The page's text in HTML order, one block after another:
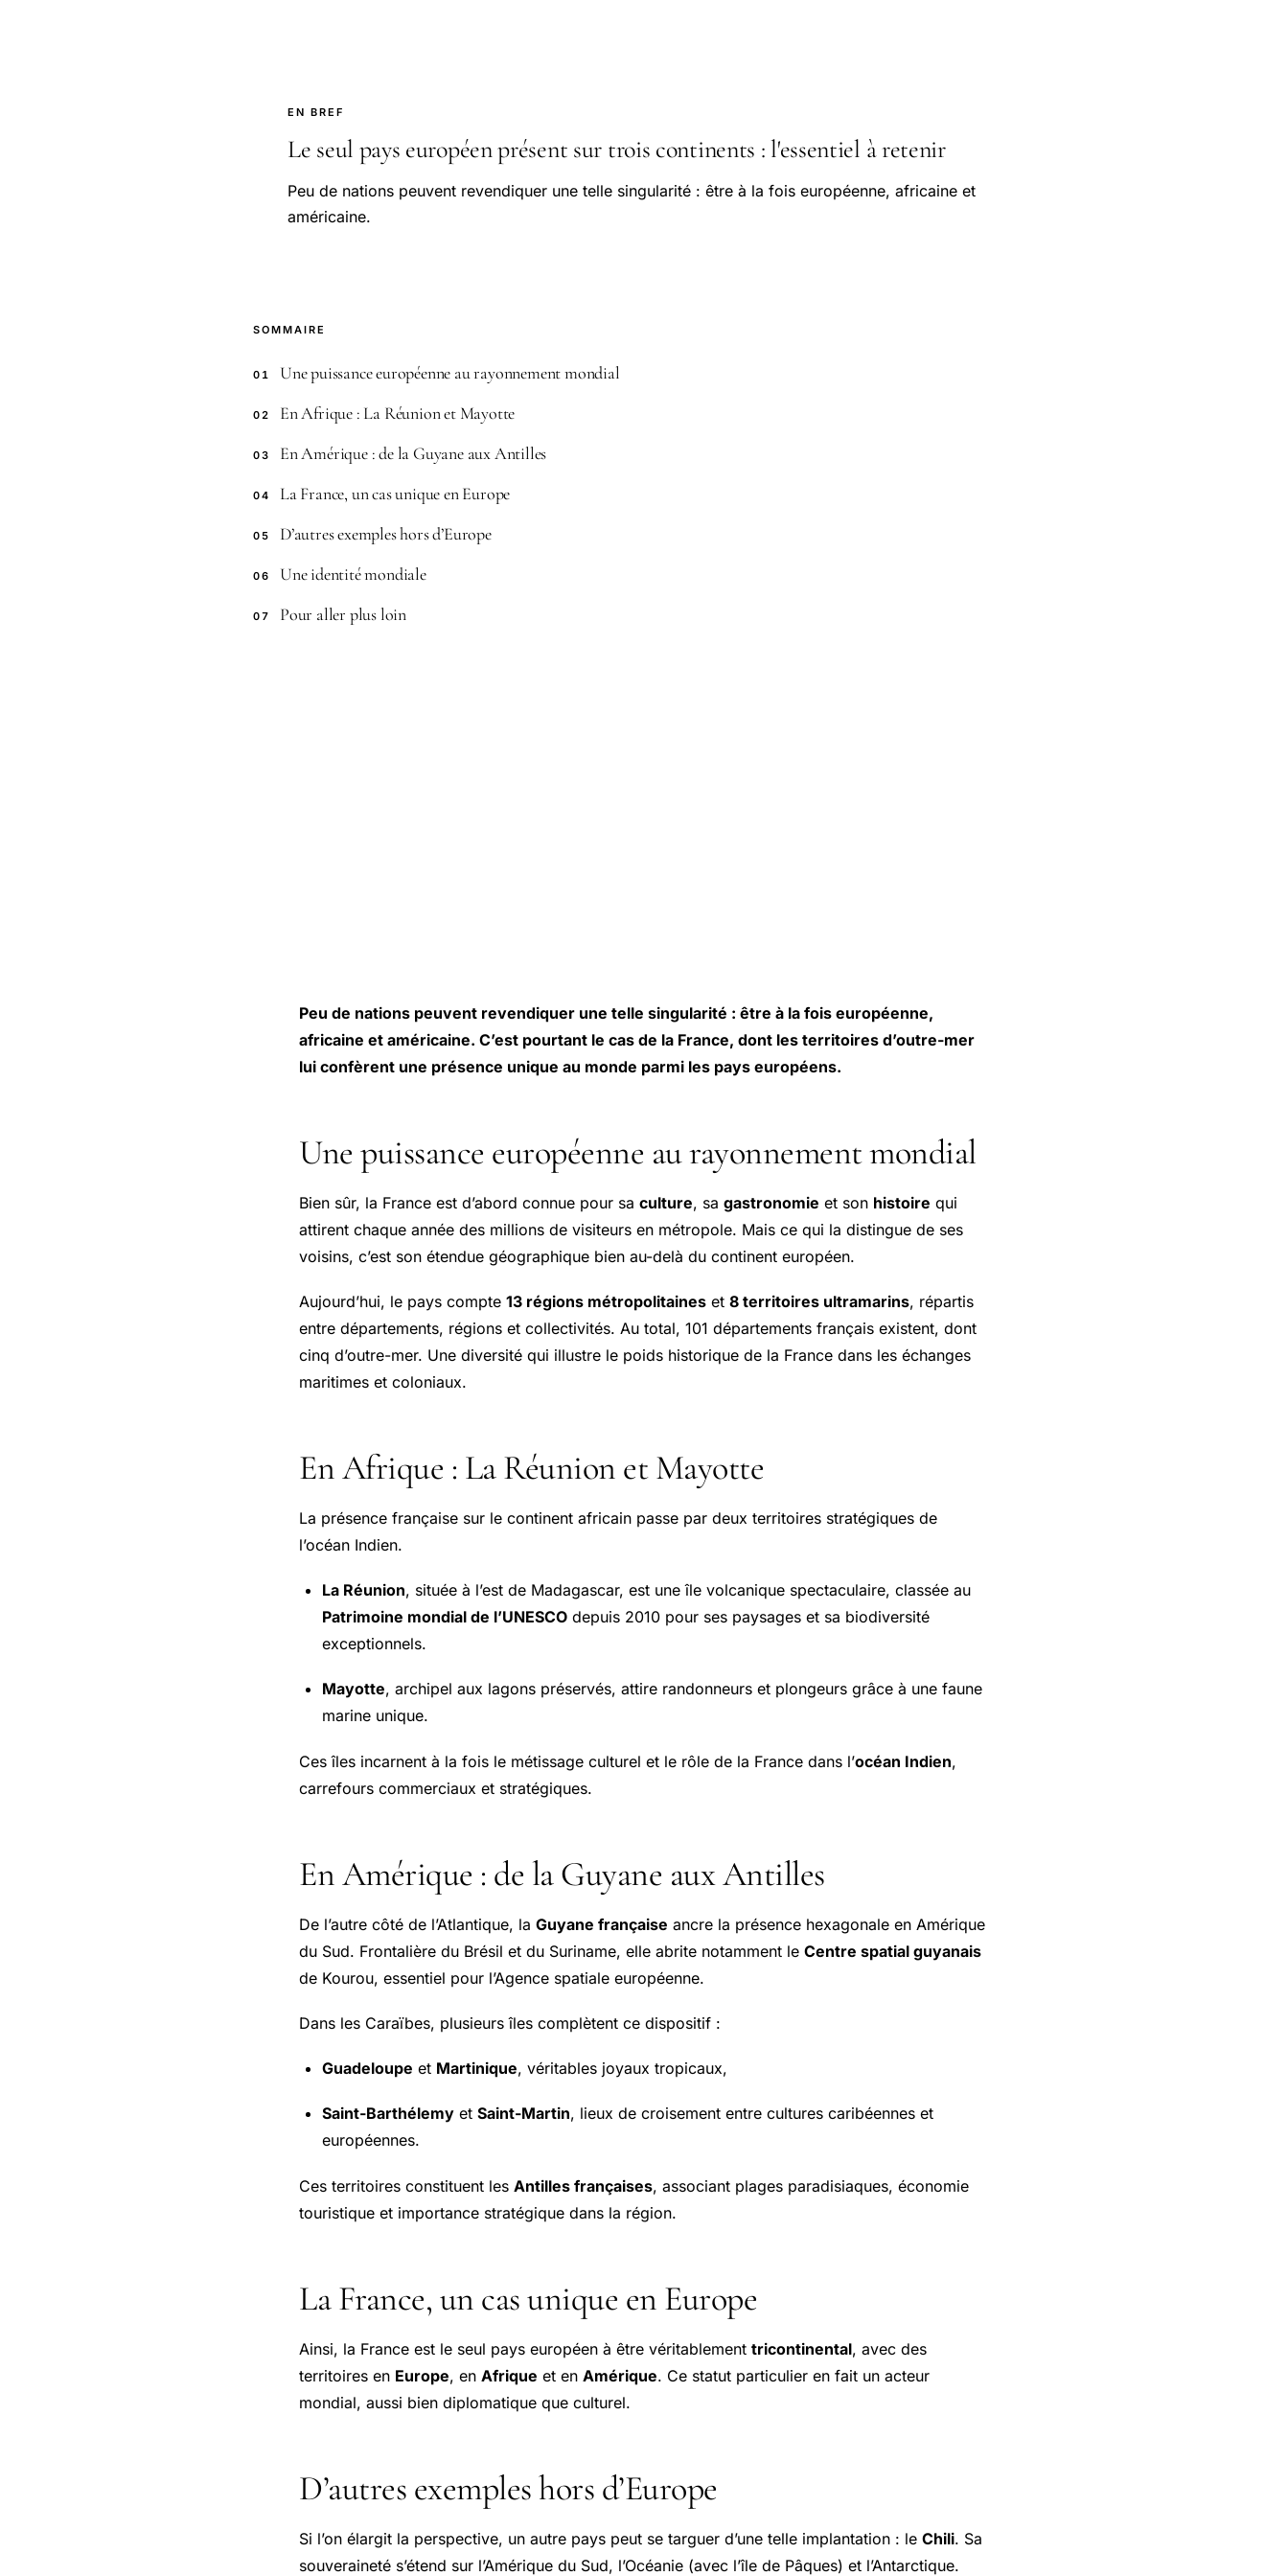
EN BREF
Le seul pays européen présent sur trois continents : l'essentiel à retenir
Peu de nations peuvent revendiquer une telle singularité : être à la fois européenne, africaine et
américaine.
SOMMAIRE
01 Une puissance européenne au rayonnement mondial
02 En Afrique : La Réunion et Mayotte
03 En Amérique : de la Guyane aux Antilles
04 La France, un cas unique en Europe
05 D’autres exemples hors d’Europe
06 Une identité mondiale
07 Pour aller plus loin
Peu de nations peuvent revendiquer une telle singularité : être à la fois européenne,
africaine et américaine. C’est pourtant le cas de la France, dont les territoires d’outre-mer
lui confèrent une présence unique au monde parmi les pays européens.
Une puissance européenne au rayonnement mondial
Bien sûr, la France est d’abord connue pour sa culture, sa gastronomie et son histoire qui
attirent chaque année des millions de visiteurs en métropole. Mais ce qui la distingue de ses
voisins, c’est son étendue géographique bien au-delà du continent européen.
Aujourd’hui, le pays compte 13 régions métropolitaines et 8 territoires ultramarins, répartis
entre départements, régions et collectivités. Au total, 101 départements français existent, dont
cinq d’outre-mer. Une diversité qui illustre le poids historique de la France dans les échanges
maritimes et coloniaux.
En Afrique : La Réunion et Mayotte
La présence française sur le continent africain passe par deux territoires stratégiques de
l’océan Indien.
La Réunion, située à l’est de Madagascar, est une île volcanique spectaculaire, classée au
Patrimoine mondial de l’UNESCO depuis 2010 pour ses paysages et sa biodiversité
exceptionnels.
Mayotte, archipel aux lagons préservés, attire randonneurs et plongeurs grâce à une faune
marine unique.
Ces îles incarnent à la fois le métissage culturel et le rôle de la France dans l’océan Indien,
carrefours commerciaux et stratégiques.
En Amérique : de la Guyane aux Antilles
De l’autre côté de l’Atlantique, la Guyane française ancre la présence hexagonale en Amérique
du Sud. Frontalière du Brésil et du Suriname, elle abrite notamment le Centre spatial guyanais
de Kourou, essentiel pour l’Agence spatiale européenne.
Dans les Caraïbes, plusieurs îles complètent ce dispositif :
Guadeloupe et Martinique, véritables joyaux tropicaux,
Saint-Barthélemy et Saint-Martin, lieux de croisement entre cultures caribéennes et
européennes.
Ces territoires constituent les Antilles françaises, associant plages paradisiaques, économie
touristique et importance stratégique dans la région.
La France, un cas unique en Europe
Ainsi, la France est le seul pays européen à être véritablement tricontinental, avec des
territoires en Europe, en Afrique et en Amérique. Ce statut particulier en fait un acteur
mondial, aussi bien diplomatique que culturel.
D’autres exemples hors d’Europe
Si l’on élargit la perspective, un autre pays peut se targuer d’une telle implantation : le Chili. Sa
souveraineté s’étend sur l’Amérique du Sud, l’Océanie (avec l’île de Pâques) et l’Antarctique.